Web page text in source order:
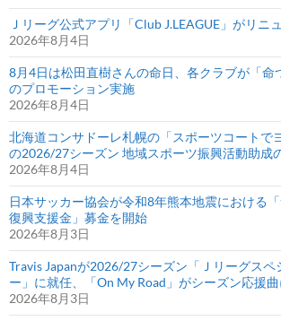
Ｊリーグ公式アプリ「Club J.LEAGUE」がリニ
2026年8月4日
8月4日は松田直樹さんの命日、各クラブが「命
のプロモーション実施
2026年8月4日
北海道コンサドーレ札幌の「スポーツコートで
の2026/27シーズン 地域スポーツ振興活動助成
2026年8月4日
日本サッカー協会が令和8年熊本地震における
復興支援金」募金を開始
2026年8月3日
Travis Japanが2026/27シーズン「Ｊリーグスペ
ー」に就任、「On My Road」がシーズン応援曲
2026年8月3日